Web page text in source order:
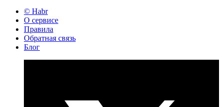
© Habr
О сервисе
Правила
Обратная связь
Блог